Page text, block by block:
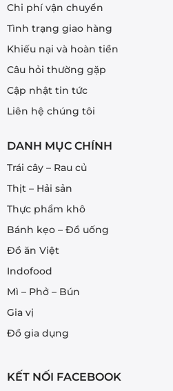
Chi phí vận chuyển
Tình trạng giao hàng
Khiếu nại và hoàn tiền
Câu hỏi thường gặp
Cập nhật tin tức
Liên hệ chúng tôi
DANH MỤC CHÍNH
Trái cây – Rau củ
Thịt – Hải sản
Thực phẩm khô
Bánh kẹo – Đồ uống
Đồ ăn Việt
Indofood
Mì – Phở – Bún
Gia vị
Đồ gia dụng
KẾT NỐI FACEBOOK